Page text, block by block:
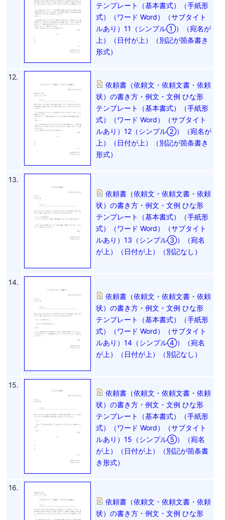
テンプレート（基本書式）（手紙形
式）（ワード Word）（サブタイト
ルあり）11（シンプル①）（宛名が
上）（日付が上）（別記が箇条書き
形式）
12.
依頼書（依頼文・依頼文書・依頼
状）の書き方・例文・文例 ひな形
テンプレート（基本書式）（手紙形
式）（ワード Word）（サブタイト
ルあり）12（シンプル②）（宛名が
上）（日付が上）（別記が箇条書き
形式）
13.
依頼書（依頼文・依頼文書・依頼
状）の書き方・例文・文例 ひな形
テンプレート（基本書式）（手紙形
式）（ワード Word）（サブタイト
ルあり）13（シンプル③）（宛名
が上）（日付が上）（別記なし）
14.
依頼書（依頼文・依頼文書・依頼
状）の書き方・例文・文例 ひな形
テンプレート（基本書式）（手紙形
式）（ワード Word）（サブタイト
ルあり）14（シンプル④）（宛名
が上）（日付が上）（別記なし）
15.
依頼書（依頼文・依頼文書・依頼
状）の書き方・例文・文例 ひな形
テンプレート（基本書式）（手紙形
式）（ワード Word）（サブタイト
ルあり）15（シンプル⑤）（宛名
が上）（日付が上）（別記が箇条書
き形式）
16.
依頼書（依頼文・依頼文書・依頼
状）の書き方・例文・文例 ひな形